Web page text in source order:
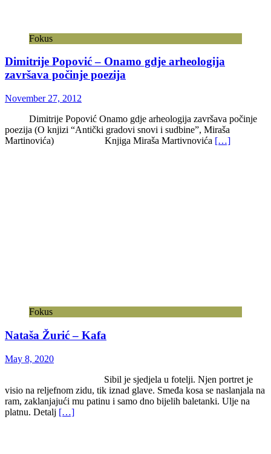
Fokus
Dimitrije Popović – Onamo gdje arheologija
završava počinje poezija
November 27, 2012
Dimitrije Popović Onamo gdje arheologija završava počinje
poezija (O knjizi “Antički gradovi snovi i sudbine”, Miraša
Martinovića) Knjiga Miraša Martivnovića […]
Fokus
Nataša Žurić – Kafa
May 8, 2020
Sibil je sjedjela u fotelji. Njen portret je
visio na reljefnom zidu, tik iznad glave. Smeđa kosa se naslanjala na
ram, zaklanjajući mu patinu i samo dno bijelih baletanki. Ulje na
platnu. Detalj […]